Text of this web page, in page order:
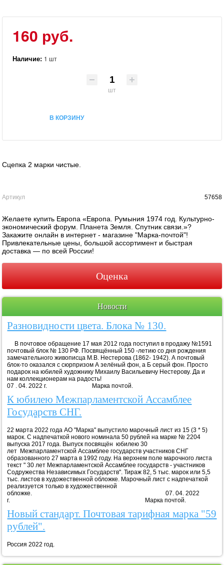
160 руб.
Наличие: 1 шт
шт
В КОРЗИНУ
Сцепка 2 марки чистые.
Артикул 57658
Желаете купить Европа «Европа. Румыния 1974 год. Культурно-
экономический форум. Планета Земля. Спутник связи.»?
Закажите онлайн в интернет - магазине "Марка-почтой"!
Привлекательные цены, большой ассортимент и быстрая
доставка — по всей России!
Оценка
Новости
Разновидности цвета. Блока № 130.
В почтовое обращение 17 мая 2012 года поступил в продажу №1591
почтовый блок № 130 РФ. Посвящённый 150 -летию со дня рождения
замечательного живописца М.В. Нестерова (1862- 1942). А почтовый
блок-то оказался с сюрпризом А зелёный фон, а Б серый фон. Просто
подарок на юбилей художнику Михаилу Васильевичу Нестерову. Да и
нам коллекционерам на радость!
07 . 04. 2022 г. Марка почтой.
К юбилею Межпарламентской Ассамблее
Государств СНГ.
22 марта 2022 года АО "Марка" выпустило марочный лист из 15 (3 * 5)
марок. С надпечаткой нового номинала 50 рублей на марке № 2204
выпуска 2017 года. Выпуск посвящён юбилею 30
лет Межпарламентской Ассамблее государств участников СНГ
образованного 27 марта в 1992 году. На верхнем поле марочного листа
текст " 30 лет Межпарламентской Ассамблее государств - участников
Содружества Независимых Государств". Тираж 82, 5 тыс. марок или 5,5
тыс. листов в художественной обложке. Марочный лист с надпечаткой
реализуется только в художественной
обложке. 07. 04. 2022
г. Марка почтой.
Новый стандарт. Почтовая тарифная марка "59
рублей".
Россия 2022 год.